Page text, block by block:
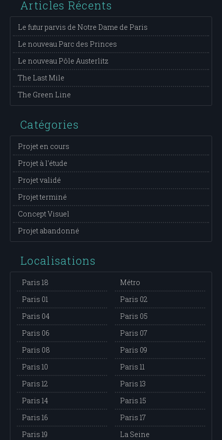
Articles Récents
Le futur parvis de Notre Dame de Paris
Le nouveau Parc des Princes
Le nouveau Pôle Austerlitz
The Last Mile
The Green Line
Catégories
Projet en cours
Projet à l'étude
Projet validé
Projet terminé
Concept Visuel
Projet abandonné
Localisations
Paris 18
Métro
Paris 01
Paris 02
Paris 04
Paris 05
Paris 06
Paris 07
Paris 08
Paris 09
Paris 10
Paris 11
Paris 12
Paris 13
Paris 14
Paris 15
Paris 16
Paris 17
Paris 19
La Seine